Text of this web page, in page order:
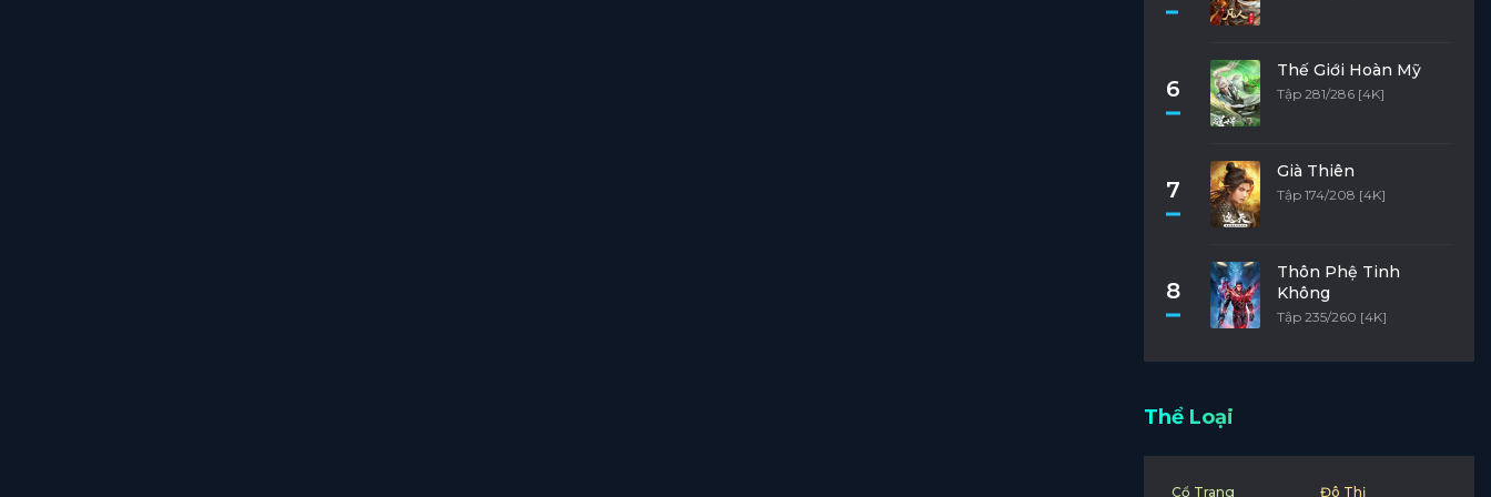
6
Thế Giới Hoàn Mỹ
Tập 281/286 [4K]
7
Già Thiên
Tập 174/208 [4K]
8
Thôn Phệ Tinh
Không
Tập 235/260 [4K]
Thể Loại
Cổ Trang Đô Thị